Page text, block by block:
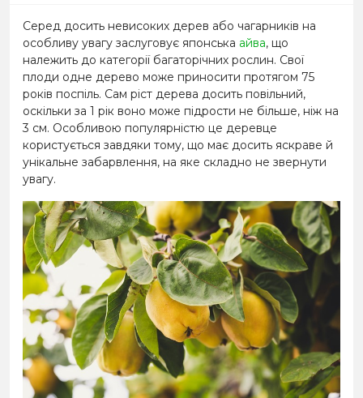
Серед досить невисоких дерев або чагарників на
особливу увагу заслуговує японська айва, що
належить до категорії багаторічних рослин. Свої
плоди одне дерево може приносити протягом 75
років поспіль. Сам ріст дерева досить повільний,
оскільки за 1 рік воно може підрости не більше, ніж на
3 см. Особливою популярністю це деревце
користується завдяки тому, що має досить яскраве й
унікальне забарвлення, на яке складно не звернути
увагу.